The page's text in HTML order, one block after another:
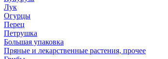
Лук
Огурцы
Перец
Петрушка
Большая упаковка
Пряные и лекарственные растения, прочее